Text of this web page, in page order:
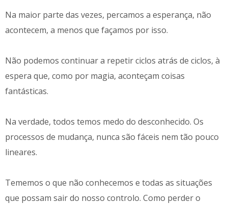
Na maior parte das vezes, percamos a esperança, não
acontecem, a menos que façamos por isso.
Não podemos continuar a repetir ciclos atrás de ciclos, à
espera que, como por magia, aconteçam coisas
fantásticas.
Na verdade, todos temos medo do desconhecido. Os
processos de mudança, nunca são fáceis nem tão pouco
lineares.
Tememos o que não conhecemos e todas as situações
que possam sair do nosso controlo. Como perder o